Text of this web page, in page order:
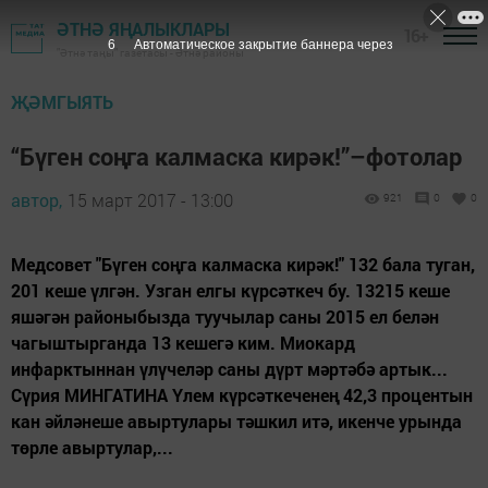
ӘТНӘ ЯҢАЛЫКЛАРЫ
"Әтнә таңы" газетасы - Әтнә районы
ҖӘМГЫЯТЬ
“Бүген соңга калмаска кирәк!”–фотолар
автор, 15 март 2017 - 13:00 921 0 0
Медсовет "Бүген соңга калмаска кирәк!" 132 бала туган,
201 кеше үлгән. Узган елгы күрсәткеч бу. 13215 кеше
яшәгән районыбызда туучылар саны 2015 ел белән
чагыштырганда 13 кешегә ким. Миокард
инфарктыннан үлүчеләр саны дүрт мәртәбә артык...
Сүрия МИНГАТИНА Үлем күрсәткеченең 42,3 процентын
кан әйләнеше авыртулары тәшкил итә, икенче урында
төрле авыртулар,...
5 Автоматическое закрытие баннера через